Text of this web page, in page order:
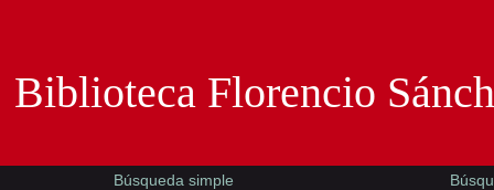
Biblioteca Florencio
Búsqueda simple